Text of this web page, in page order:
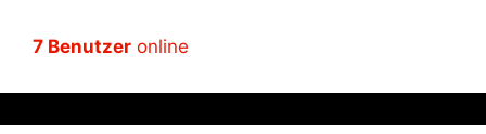
7 Benutzer online